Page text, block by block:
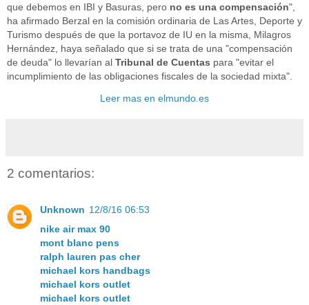
que debemos en IBI y Basuras, pero no es una compensación",
ha afirmado Berzal en la comisión ordinaria de Las Artes, Deporte y
Turismo después de que la portavoz de IU en la misma, Milagros
Hernández, haya señalado que si se trata de una "compensación
de deuda" lo llevarían al Tribunal de Cuentas para "evitar el
incumplimiento de las obligaciones fiscales de la sociedad mixta".
Leer mas en elmundo.es
2 comentarios:
Unknown 12/8/16 06:53
nike air max 90
mont blanc pens
ralph lauren pas cher
michael kors handbags
michael kors outlet
michael kors outlet